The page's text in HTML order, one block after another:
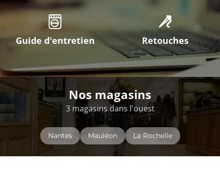
Guide d'entretien Retouches
Nos magasins
3 magasins dans l'ouest
Nantes Mauléon La Rochelle